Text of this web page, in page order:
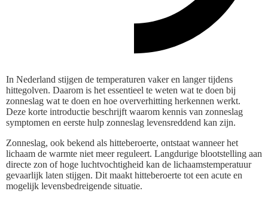
In Nederland stijgen de temperaturen vaker en langer tijdens
hittegolven. Daarom is het essentieel te weten wat te doen bij
zonneslag wat te doen en hoe oververhitting herkennen werkt.
Deze korte introductie beschrijft waarom kennis van zonneslag
symptomen en eerste hulp zonneslag levensreddend kan zijn.
Zonneslag, ook bekend als hitteberoerte, ontstaat wanneer het
lichaam de warmte niet meer reguleert. Langdurige blootstelling aan
directe zon of hoge luchtvochtigheid kan de lichaamstemperatuur
gevaarlijk laten stijgen. Dit maakt hitteberoerte tot een acute en
mogelijk levensbedreigende situatie.